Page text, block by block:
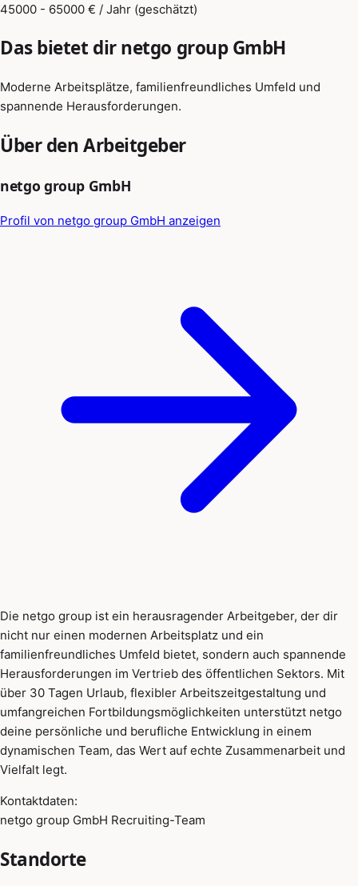
45000 - 65000 € / Jahr (geschätzt)
Das bietet dir netgo group GmbH
Moderne Arbeitsplätze, familienfreundliches Umfeld und
spannende Herausforderungen.
Über den Arbeitgeber
netgo group GmbH
Profil von netgo group GmbH anzeigen
Die netgo group ist ein herausragender Arbeitgeber, der dir
nicht nur einen modernen Arbeitsplatz und ein
familienfreundliches Umfeld bietet, sondern auch spannende
Herausforderungen im Vertrieb des öffentlichen Sektors. Mit
über 30 Tagen Urlaub, flexibler Arbeitszeitgestaltung und
umfangreichen Fortbildungsmöglichkeiten unterstützt netgo
deine persönliche und berufliche Entwicklung in einem
dynamischen Team, das Wert auf echte Zusammenarbeit und
Vielfalt legt.
Kontaktdaten:
netgo group GmbH Recruiting-Team
Standorte